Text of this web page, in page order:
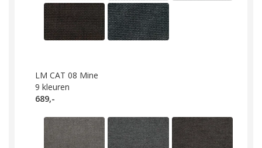
LM CAT 08 Mine
9 kleuren
689,-